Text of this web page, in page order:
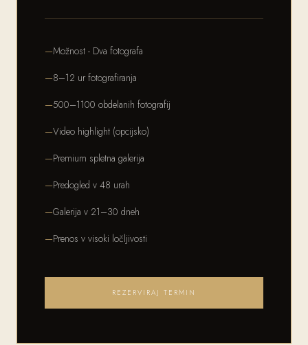
Možnost - Dva fotografa
8–12 ur fotografiranja
500–1100 obdelanih fotografij
Video highlight (opcijsko)
Premium spletna galerija
Predogled v 48 urah
Galerija v 21–30 dneh
Prenos v visoki ločljivosti
REZERVIRAJ TERMIN